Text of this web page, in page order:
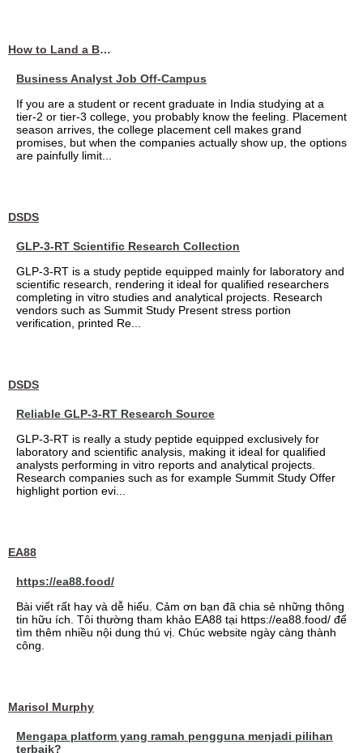
How to Land a Business Analyst Job Off-Campus When Your College Has Zero Tech Connections
Business Analyst Job Off-Campus
If you are a student or recent graduate in India studying at a
tier-2 or tier-3 college, you probably know the feeling. Placement
season arrives, the college placement cell makes grand
promises, but when the companies actually show up, the options
are painfully limit...
DSDS
GLP-3-RT Scientific Research Collection
GLP-3-RT is a study peptide equipped mainly for laboratory and
scientific research, rendering it ideal for qualified researchers
completing in vitro studies and analytical projects. Research
vendors such as Summit Study Present stress portion
verification, printed Re...
DSDS
Reliable GLP-3-RT Research Source
GLP-3-RT is really a study peptide equipped exclusively for
laboratory and scientific analysis, making it ideal for qualified
analysts performing in vitro reports and analytical projects.
Research companies such as for example Summit Study Offer
highlight portion evi...
EA88
https://ea88.food/
Bài viết rất hay và dễ hiểu. Cảm ơn bạn đã chia sẻ những thông
tin hữu ích. Tôi thường tham khảo EA88 tại https://ea88.food/ để
tìm thêm nhiều nội dung thú vị. Chúc website ngày càng thành
công.
Marisol Murphy
Mengapa platform yang ramah pengguna menjadi pilihan
terbaik?